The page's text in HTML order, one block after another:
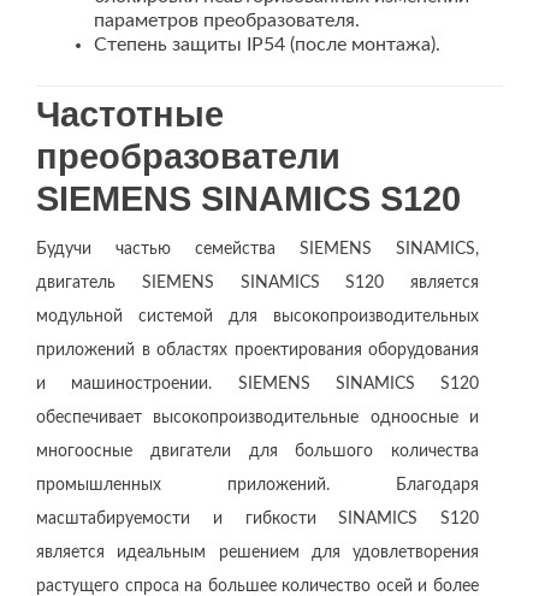
параметров преобразователя.
Степень защиты IP54 (после монтажа).
Частотные
преобразователи
SIEMENS SINAMICS S120
Будучи частью семейства SIEMENS SINAMICS,
двигатель SIEMENS SINAMICS S120 является
модульной системой для высокопроизводительных
приложений в областях проектирования оборудования
и машиностроении. SIEMENS SINAMICS S120
обеспечивает высокопроизводительные одноосные и
многоосные двигатели для большого количества
промышленных приложений. Благодаря
масштабируемости и гибкости SINAMICS S120
является идеальным решением для удовлетворения
растущего спроса на большее количество осей и более